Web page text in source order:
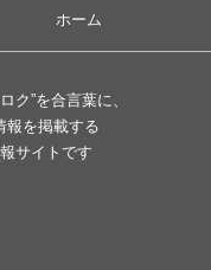
ホーム
ク”を合言葉に、
報を掲載する
サイトです